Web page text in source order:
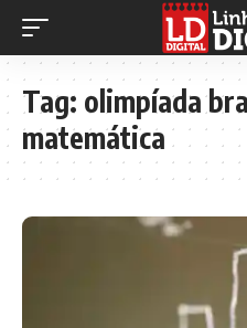
Tag: olimpíada
matemática